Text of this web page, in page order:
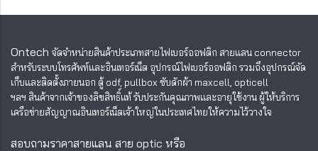
Ontech จัดจำหน่ายสินค้าประเภทสายไฟเบอร์ออฟติก สายแลน connector
สำหรับระบบโทรศัพท์และอินเทอร์เน็ต อุปกรณ์ไฟเบอร์ออฟติก รวมถึงอุปกรณ์จัด
เก็บและติดตั้งภายนอก ตู้ odf, pullbox ซับดักผ้า maxcell, opticell
ฯลฯ สินค้าจากเจ้าของลิขสิทธิ์แท้ รับประกันคุณภาพและอายุใช้งาน ผู้ให้บริการ
เครือข่ายสัญญาณอินเทอร์เน็ตเจ้าใหญ่ในประเทศไทยให้ความไว้วางใจ
สอบถามราคาสายแลน สาย optic หรือ